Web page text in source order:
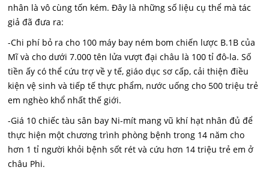
nhân là vô cùng tốn kém. Đây là những số liệu cụ thể mà tác
giả đã đưa ra:
-Chi phí bỏ ra cho 100 máy bay ném bom chiến lược B.1B của
Mĩ và cho dưới 7.000 tên lửa vượt đại châu là 100 tỉ đô-la. Số
tiền ấy có thể cứu trợ về y tế, giáo dục sơ cấp, cải thiện điều
kiện vệ sinh và tiếp tế thực phẩm, nước uống cho 500 triệu trẻ
em nghèo khổ nhất thế giới.
-Giá 10 chiếc tàu sân bay Ni-mít mang vũ khí hạt nhân đủ để
thực hiện một chương trình phòng bệnh trong 14 năm cho
hơn 1 tỉ người khỏi bệnh sốt rét và cứu hơn 14 triệu trẻ em ở
châu Phi.